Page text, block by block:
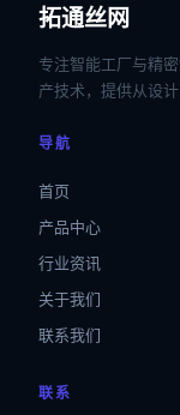
拓通丝网
专注智能工厂与精
产技术，提供从设
导航
首页
产品中心
行业资讯
关于我们
联系我们
联系